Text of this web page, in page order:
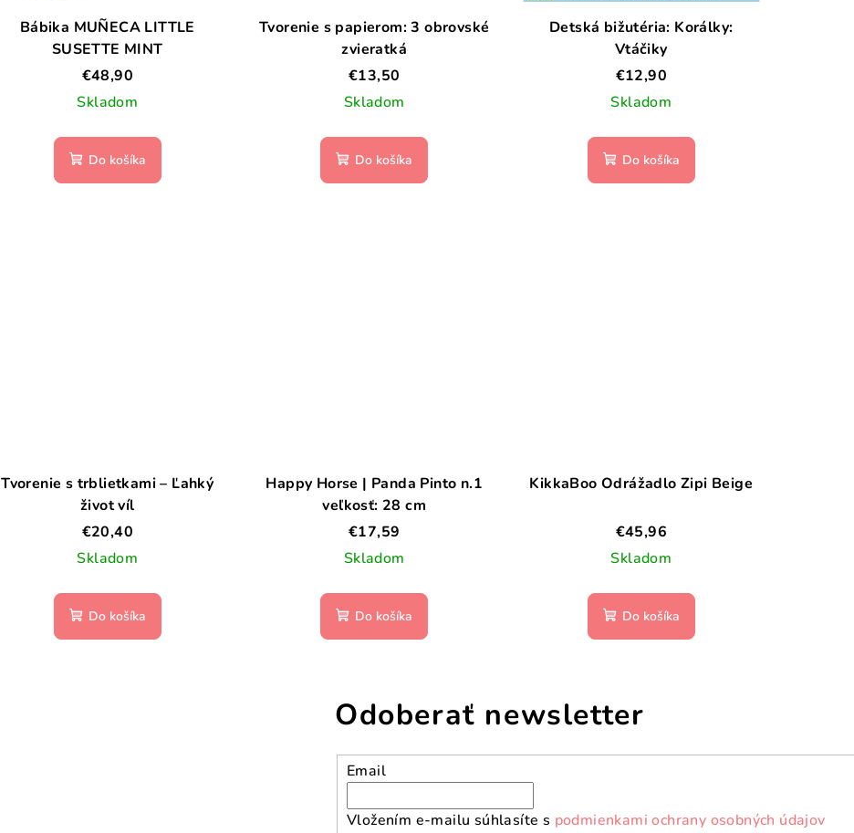
Bábika MUÑECA LITTLE
SUSETTE MINT
€48,90
Skladom
Do košíka
Tvorenie s papierom: 3 obrovské
zvieratká
€13,50
Skladom
Do košíka
Detská bižutéria: Korálky:
Vtáčiky
€12,90
Skladom
Do košíka
Tvorenie s trblietkami – Ľahký
život víl
€20,40
Skladom
Do košíka
Happy Horse | Panda Pinto n.1
veľkosť: 28 cm
€17,59
Skladom
Do košíka
KikkaBoo Odrážadlo Zipi Beige
€45,96
Skladom
Do košíka
Odoberať newsletter
Email
Vložením e-mailu súhlasíte s podmienkami ochrany osobných údajov